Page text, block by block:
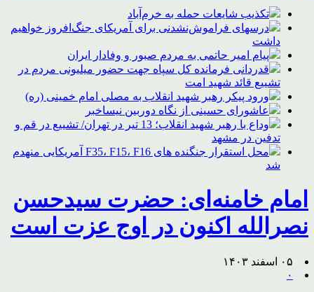
تکذیب شایعات حمله به خرم‌آباد
درسهای فراموش‌نشدنی برای آمریکای جنگ‌افروز خواهیم
داشت
پیام امیر حاتمی به مردم صبور و وفادار ایران
قدردانی فرمانده کل سپاه جهت حضور میلیونی مردم در
تشییع قائد شهید امت
ورود پیکر رهبر شهید انقلاب به مصلی امام خمینی (ره)
عاشورای حسینی از نگاه دوربین نیساخبر
وداع با رهبر شهید انقلاب؛ 13 تیر در تهران/ تشییع در قم و
تدفین در مشهد
محل استقرار جنگنده های F35، F15، F16 آمریکایی منهدم
شد
امام خامنه‌ای: حضرت سیدحسن
نصرالله اکنون در اوج عزت است
۰۵ اسفند ۱۴۰۳
۰